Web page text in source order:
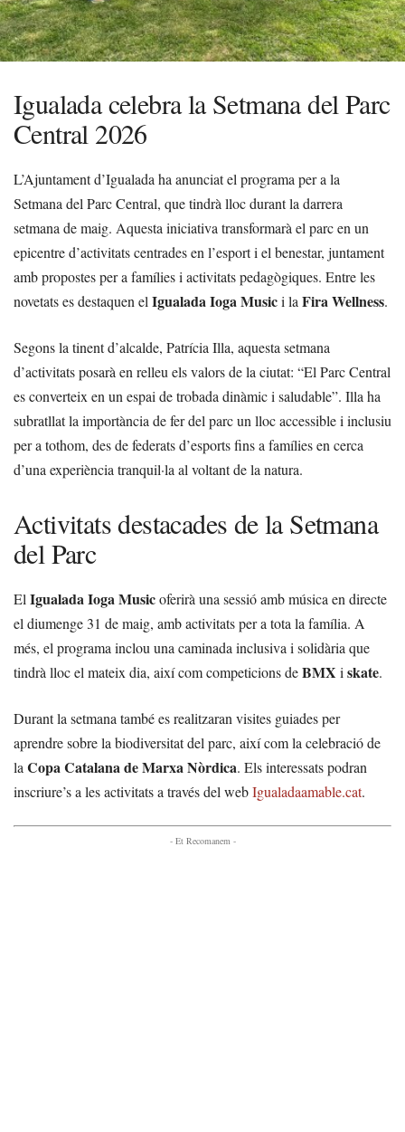
Igualada celebra la Setmana del Parc
Central 2026
L’Ajuntament d’Igualada ha anunciat el programa per a la
Setmana del Parc Central, que tindrà lloc durant la darrera
setmana de maig. Aquesta iniciativa transformarà el parc en un
epicentre d’activitats centrades en l’esport i el benestar, juntament
amb propostes per a famílies i activitats pedagògiques. Entre les
novetats es destaquen el Igualada Ioga Musici la Fira Wellness.
Segons la tinent d’alcalde, Patrícia Illa, aquesta setmana
d’activitats posarà en relleu els valors de la ciutat: “El Parc Central
es converteix en un espai de trobada dinàmic i saludable”. Illa ha
subratllat la importància de fer del parc un lloc accessible i inclusiu
per a tothom, des de federats d’esports fins a famílies en cerca
d’una experiència tranquil·la al voltant de la natura.
Activitats destacades de la Setmana
del Parc
El Igualada Ioga Musicoferirà una sessió amb música en directe
el diumenge 31 de maig, amb activitats per a tota la família. A
més, el programa inclou una caminada inclusiva i solidària que
tindrà lloc el mateix dia, així com competicions deBMX i skate.
Durant la setmana també es realitzaran visites guiades per
aprendre sobre la biodiversitat del parc, així com la celebració de
la Copa Catalana de Marxa Nòrdica. Els interessats podran
inscriure’s a les activitats a través del webIgualadaamable.cat.
- Et Recomanem -